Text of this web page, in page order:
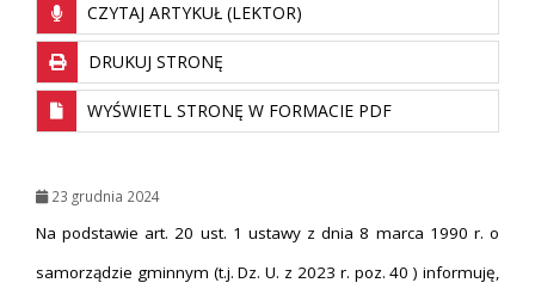
CZYTAJ ARTYKUŁ (LEKTOR)
DRUKUJ STRONĘ
WYŚWIETL STRONĘ W FORMACIE PDF
23 grudnia 2024
Na podstawie art. 20 ust. 1 ustawy z dnia 8 marca 1990 r. o
samorządzie gminnym (t.j. Dz. U. z 2023 r. poz. 40 ) informuję,